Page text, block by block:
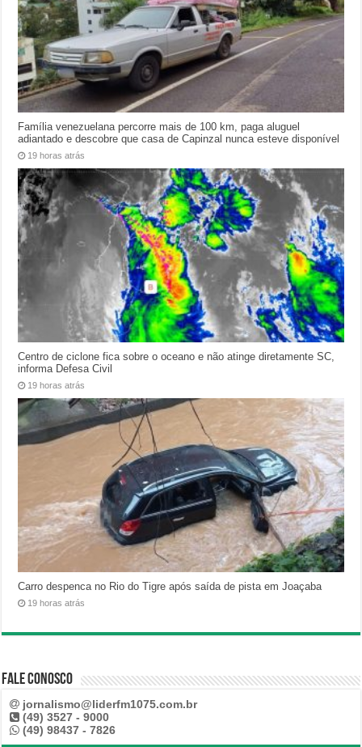
Família venezuelana percorre mais de 100 km, paga aluguel
adiantado e descobre que casa de Capinzal nunca esteve disponível
19 horas atrás
Centro de ciclone fica sobre o oceano e não atinge diretamente SC,
informa Defesa Civil
19 horas atrás
Carro despenca no Rio do Tigre após saída de pista em Joaçaba
19 horas atrás
Fale Conosco
jornalismo@liderfm1075.com.br
(49) 3527 - 9000
(49) 98437 - 7826